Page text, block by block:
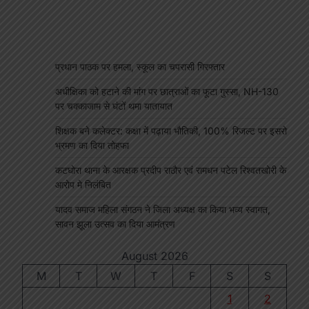
प्रधान पाठक पर हमला, स्कूल का चपरासी गिरफ्तार
अधीक्षिका को हटाने की मांग पर छात्राओं का फूटा गुस्सा, NH-130
पर चक्काजाम से घंटों थमा यातायात
शिक्षक बने कलेक्टर: कक्षा में पढ़ाया भौतिकी, 100% रिजल्ट पर इसरो
भ्रमण का दिया तोहफा
कटघोरा थाना के आरक्षक प्रदीप राठौर एवं रामधन पटेल रिश्वतखोरी के
आरोप मे निलंबित
यादव समाज महिला संगठन ने जिला अध्यक्ष का किया भव्य स्वागत,
सावन झूला उत्सव का दिया आमंत्रण
August 2026
M
T W T F S
S
1
2